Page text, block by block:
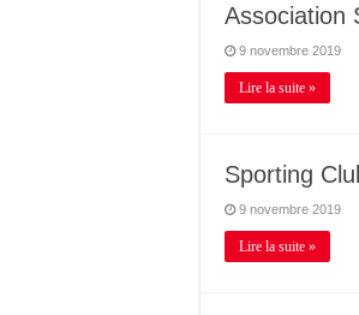
Association
9 novembre 2019
Lire la suite »
Sporting
9 novembre 2019
Lire la suite »